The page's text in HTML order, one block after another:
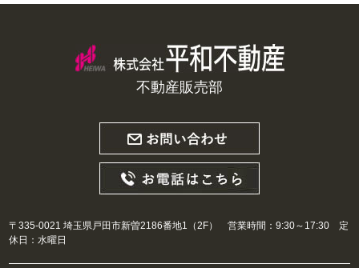
不動産販売部
〒335-0021 埼玉県戸田市新曽2186番地1（2F） 営業時間：9:30～17:30 定
休日：水曜日